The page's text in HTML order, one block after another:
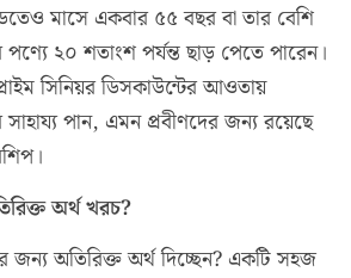
মাসে একবার ৫৫ বছর বা তার বেশি
পণ্যে ২০ শতাংশ পর্যন্ত ছাড় পেতে পারেন।
সিনিয়র ডিসকাউন্টের আওতায়
পান, এমন প্রবীণদের জন্য রয়েছে
অর্থ খরচ?
জন্য অতিরিক্ত অর্থ দিচ্ছেন? একটি সহজ